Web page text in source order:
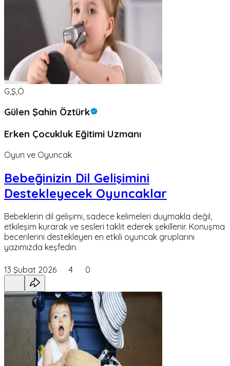
G,Ş,Ö
Gülen Şahin Öztürk
Erken Çocukluk Eğitimi Uzmanı
Oyun ve Oyuncak
Bebeğinizin Dil Gelişimini
Destekleyecek Oyuncaklar
Bebeklerin dil gelişimi, sadece kelimeleri duymakla değil,
etkileşim kurarak ve sesleri taklit ederek şekillenir. Konuşma
becerilerini destekleyen en etkili oyuncak gruplarını
yazımızda keşfedin.
13 Şubat 2026 4 0